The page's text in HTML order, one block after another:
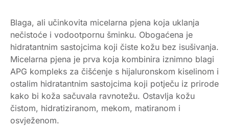
Blaga, ali učinkovita micelarna pjena koja uklanja
nečistoće i vodootpornu šminku. Obogaćena je
hidratantnim sastojcima koji čiste kožu bez isušivanja.
Micelarna pjena je prva koja kombinira iznimno blagi
APG kompleks za čišćenje s hijaluronskom kiselinom i
ostalim hidratantnim sastojcima koji potječu iz prirode
kako bi koža sačuvala ravnotežu. Ostavlja kožu
čistom, hidratiziranom, mekom, matiranom i
osvježenom.